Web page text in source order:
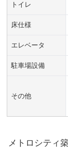
トイレ
床仕様
エレベータ
駐車場設備
その他
メトロシティ